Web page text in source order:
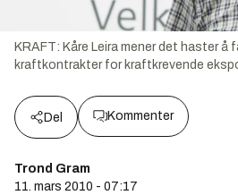
KRAFT: Kåre Leira mener det haster å
kraftkontrakter for kraftkrevende
Del Kommenter
Trond Gram
11. mars 2010 - 07:17